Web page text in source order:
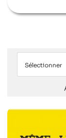
Sélectionner